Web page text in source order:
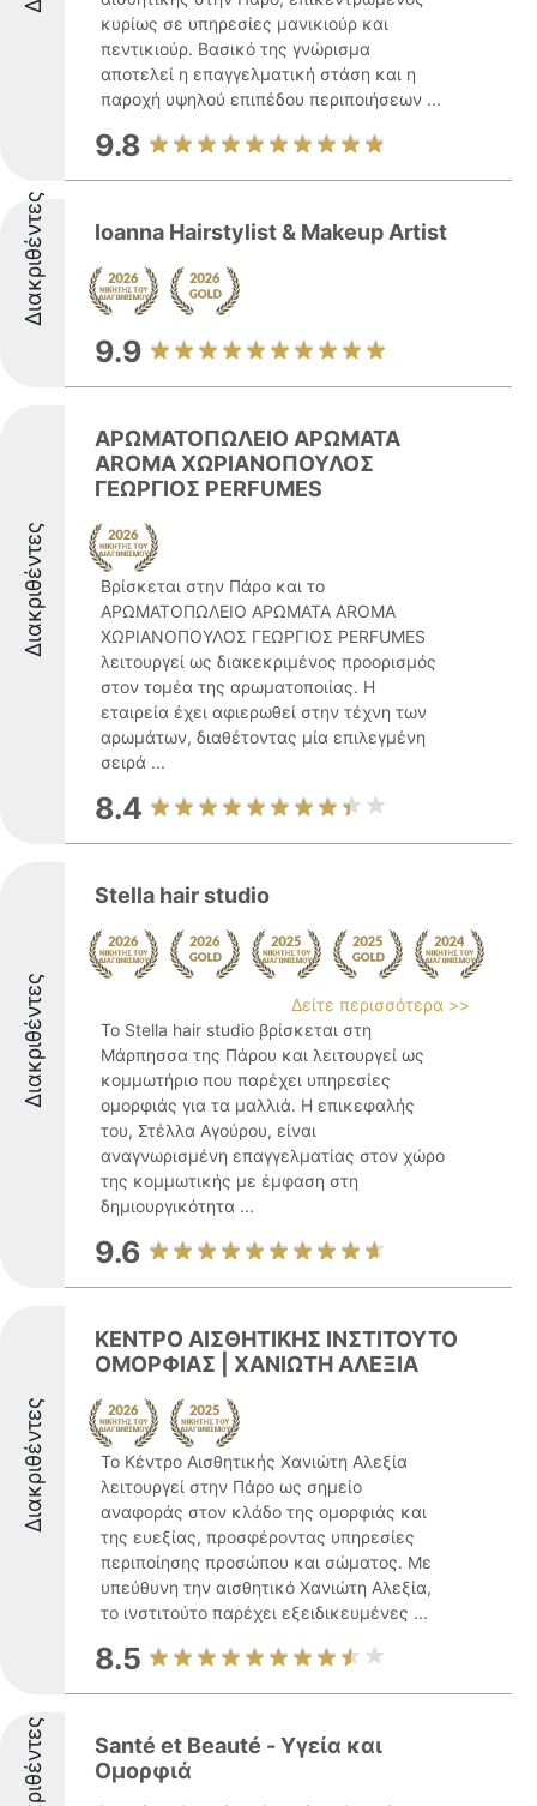
κυρίως σε υπηρεσίες μανικιούρ και
πεντικιούρ. Βασικό της γνώρισμα
αποτελεί η επαγγελματική στάση και η
παροχή υψηλού επιπέδου περιποιήσεων ...
9.8
Διακριθέντες Ioanna Hairstylist & Makeup Artist
9.9
Διακριθέντες
ΑΡΩΜΑΤΟΠΩΛΕΙΟ ΑΡΩΜΑΤΑ
AROMA ΧΩΡΙΑΝΟΠΟΥΛΟΣ
ΓΕΩΡΓΙΟΣ PERFUMES
Βρίσκεται στην Πάρο και το
ΑΡΩΜΑΤΟΠΩΛΕΙΟ ΑΡΩΜΑΤΑ AROMA
ΧΩΡΙΑΝΟΠΟΥΛΟΣ ΓΕΩΡΓΙΟΣ PERFUMES
λειτουργεί ως διακεκριμένος προορισμός
στον τομέα της αρωματοποιίας. Η
εταιρεία έχει αφιερωθεί στην τέχνη των
αρωμάτων, διαθέτοντας μία επιλεγμένη
σειρά ...
8.4
Διακριθέντες
Stella hair studio
Δείτε περισσότερα >>
Το Stella hair studio βρίσκεται στη
Μάρπησσα της Πάρου και λειτουργεί ως
κομμωτήριο που παρέχει υπηρεσίες
ομορφιάς για τα μαλλιά. Η επικεφαλής
του, Στέλλα Αγούρου, είναι
αναγνωρισμένη επαγγελματίας στον χώρο
της κομμωτικής με έμφαση στη
δημιουργικότητα ...
9.6
Διακριθέντες
ΚΕΝΤΡΟ ΑΙΣΘΗΤΙΚΗΣ ΙΝΣΤΙΤΟΥΤΟ
ΟΜΟΡΦΙΑΣ | ΧΑΝΙΩΤΗ ΑΛΕΞΙΑ
Το Κέντρο Αισθητικής Χανιώτη Αλεξία
λειτουργεί στην Πάρο ως σημείο
αναφοράς στον κλάδο της ομορφιάς και
της ευεξίας, προσφέροντας υπηρεσίες
περιποίησης προσώπου και σώματος. Με
υπεύθυνη την αισθητικό Χανιώτη Αλεξία,
το ινστιτούτο παρέχει εξειδικευμένες ...
8.5
Santé et Beauté - Υγεία και
Ομορφιά